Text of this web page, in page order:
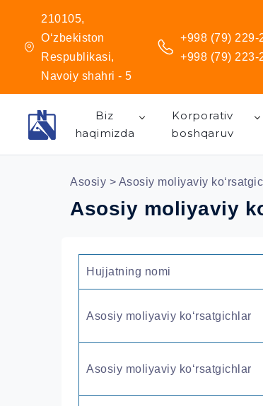
210105,
O‘zbekiston
Respublikasi,
Navoiy shahri - 5
+998 (79) 229-
+998 (79) 223-
Biz
haqimizda
Korporativ
boshqaruv
Asosiy > Asosiy moliyaviy
Asosiy moliyaviy
Hujjatning nomi
Asosiy moliyaviy ko‘rsatgichlar
Asosiy moliyaviy ko‘rsatgichlar